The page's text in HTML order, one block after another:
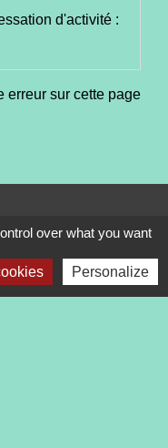
d'activité :
erreur sur cette page
over what you want
Personalize